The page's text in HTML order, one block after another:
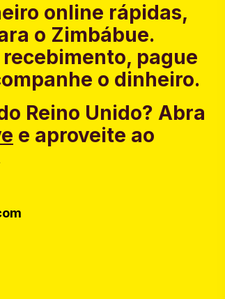
online rápidas,
o Zimbábue.
pague
o dinheiro.
Reino Unido? Abra
e aproveite ao